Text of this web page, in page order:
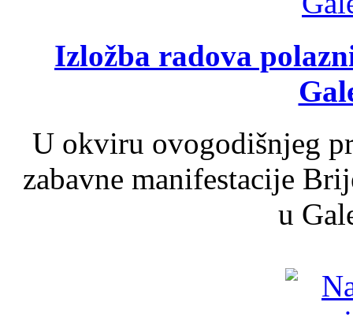
Izložba radova
U okviru ovogodišnjeg
zabavne manifestacije
u